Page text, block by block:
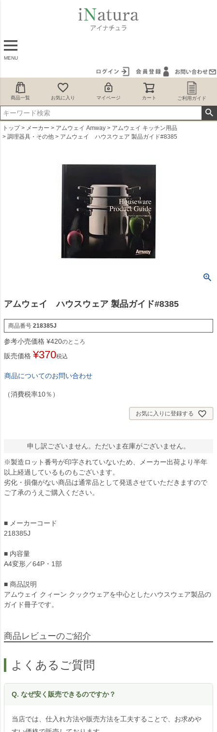
MENU
商品一覧 お気に入り マイページ カート ご利用ガイド
トップ メーカー アムウェイ Amway
アムウェイ キッチン用品
調理器具・その他
アムウェイ ハウスウェア 製品ガイド#8385
アムウェイ ハウスウェア 製品ガイド#8385
商品番号 218385J
参考小売価格 ¥420のところ
販売価格 ¥370税込
商品についてのお問い合わせ
（消費税率10％）
お気に入りに登録する
申し訳ございません。ただいま在庫がございません。
※製造ロット番号が印字されていないため、メーカー出荷より半年
以上経過しているものもございます。
劣化・損傷がない商品は通常品として発送させていただきますので
ご了承のうえご購入ください。
■ メーカーコード
218385J
■ 内容量
A4変形／64P・1部
■ 商品説明
アムウェイ クィーン クックウェアを中心としたハウスウェア製品の
ガイド冊子です。
商品レビューのご紹介
よくあるご質問
Q. なぜ安く販売できるのですか？
当店では、仕入れ方法や販売方法を工夫することで、お求めや